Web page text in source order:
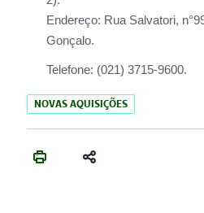
Endereço: Rua Salvatori,
Gonçalo.
Telefone: (021) 3715-9600.
NOVAS AQUISIÇÕES